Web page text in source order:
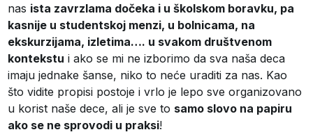
nas ista zavrzlama dočeka i u školskom boravku, pa
kasnije u studentskoj menzi, u bolnicama, na
ekskurzijama, izletima…. u svakom društvenom
kontekstu i ako se mi ne izborimo da sva naša deca
imaju jednake šanse, niko to neće uraditi za nas. Kao
što vidite propisi postoje i vrlo je lepo sve organizovano
u korist naše dece, ali je sve to samo slovo na papiru
ako se ne sprovodi u praksi!